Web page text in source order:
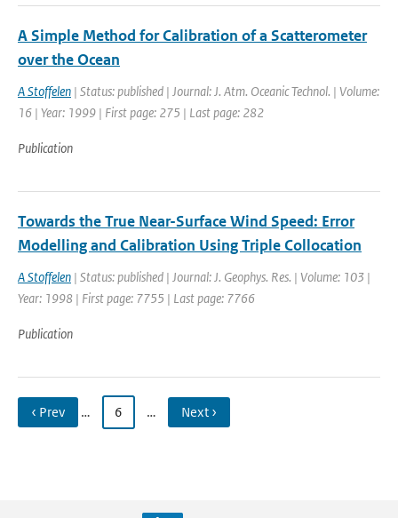
A Simple Method for Calibration of a Scatterometer
over the Ocean
A Stoffelen | Status: published | Journal: J. Atm. Oceanic Technol. | Volume:
16 | Year: 1999 | First page: 275 | Last page: 282
Publication
Towards the True Near-Surface Wind Speed: Error
Modelling and Calibration Using Triple Collocation
A Stoffelen | Status: published | Journal: J. Geophys. Res. | Volume: 103 |
Year: 1998 | First page: 7755 | Last page: 7766
Publication
‹ Prev … 6 … Next ›